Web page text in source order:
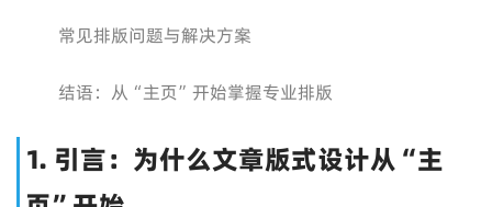
常见排版问题与解决方案
结语：从“主页”开始掌握专业排版
1. 引言：为什么文章版式设计从“主